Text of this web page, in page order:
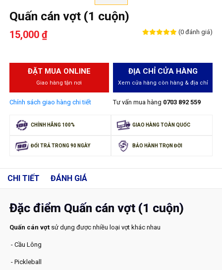
Quấn cán vợt (1 cuộn)
15,000 ₫ (0 đánh giá)
ĐẶT MUA ONLINE
Giao hàng tận nơi
Chính sách giao hàng chi tiết
ĐỊA CHỈ CỬA HÀNG
Xem cửa hàng còn hàng & địa chỉ
Tư vấn mua hàng 0703 892 559
CHÍNH HÃNG 100% GIAO HÀNG TOÀN QUỐC
ĐỔI TRẢ TRONG 90 NGÀY BẢO HÀNH TRỌN ĐỜI
CHI TIẾT ĐÁNH GIÁ
Đặc điểm Quấn cán vợt (1 cuộn)
Quấn cán vợtsử dụng được nhiều loại vợt khác nhau
- Cầu Lông
- Pickleball